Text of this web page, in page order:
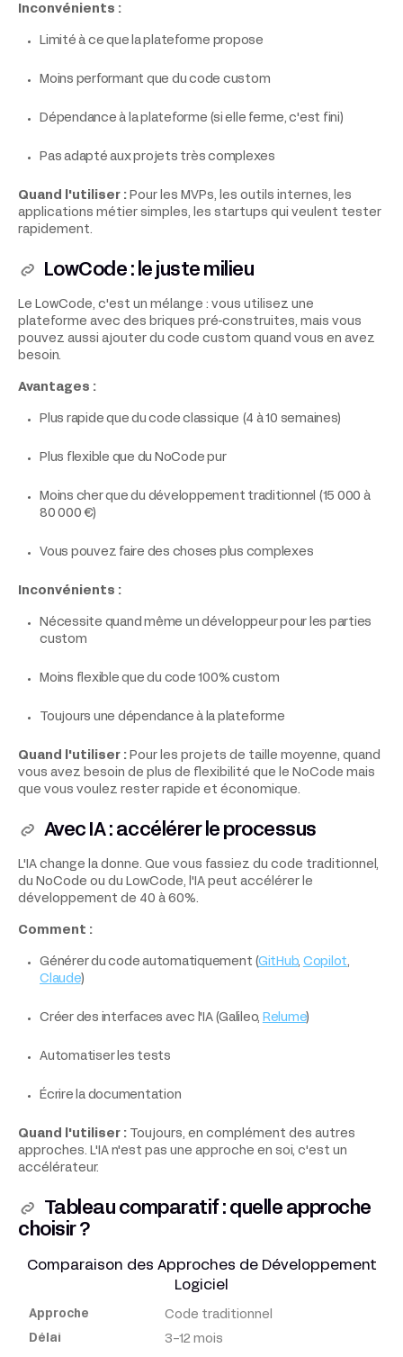
Inconvénients :
Limité à ce que la plateforme propose
Moins performant que du code custom
Dépendance à la plateforme (si elle ferme, c'est fini)
Pas adapté aux projets très complexes
Quand l'utiliser : Pour les MVPs, les outils internes, les
applications métier simples, les startups qui veulent tester
rapidement.
LowCode : le juste milieu
Le LowCode, c'est un mélange : vous utilisez une
plateforme avec des briques pré-construites, mais vous
pouvez aussi ajouter du code custom quand vous en avez
besoin.
Avantages :
Plus rapide que du code classique (4 à 10 semaines)
Plus flexible que du NoCode pur
Moins cher que du développement traditionnel (15 000 à
80 000 €)
Vous pouvez faire des choses plus complexes
Inconvénients :
Nécessite quand même un développeur pour les parties
custom
Moins flexible que du code 100% custom
Toujours une dépendance à la plateforme
Quand l'utiliser : Pour les projets de taille moyenne, quand
vous avez besoin de plus de flexibilité que le NoCode mais
que vous voulez rester rapide et économique.
Avec IA : accélérer le processus
L'IA change la donne. Que vous fassiez du code traditionnel,
du NoCode ou du LowCode, l'IA peut accélérer le
développement de 40 à 60%.
Comment :
Générer du code automatiquement (GitHub, Copilot
Claude)
Créer des interfaces avec l'IA (Galileo, Relume)
Automatiser les tests
Écrire la documentation
Quand l'utiliser : Toujours, en complément des autres
approches. L'IA n'est pas une approche en soi, c'est un
accélérateur.
Tableau comparatif : quelle approche
choisir ?
Comparaison des Approches de Développement
Logiciel
Approche Code traditionnel
3-12 mois